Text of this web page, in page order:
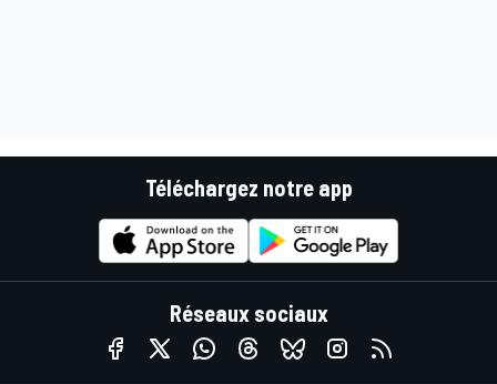
Téléchargez notre app
Réseaux sociaux